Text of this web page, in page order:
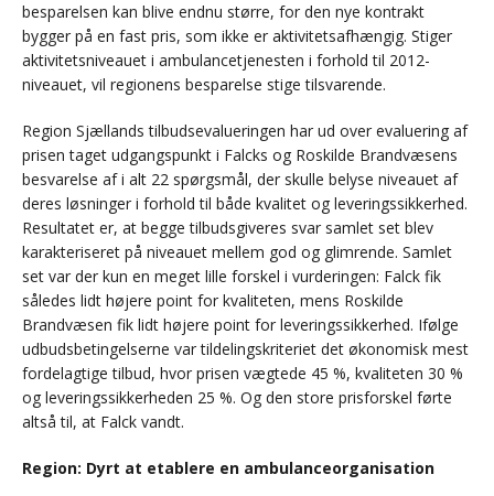
besparelsen kan blive endnu større, for den nye kontrakt
bygger på en fast pris, som ikke er aktivitetsafhængig. Stiger
aktivitetsniveauet i ambulancetjenesten i forhold til 2012-
niveauet, vil regionens besparelse stige tilsvarende.
Region Sjællands tilbudsevalueringen har ud over evaluering af
prisen taget udgangspunkt i Falcks og Roskilde Brandvæsens
besvarelse af i alt 22 spørgsmål, der skulle belyse niveauet af
deres løsninger i forhold til både kvalitet og leveringssikkerhed.
Resultatet er, at begge tilbudsgiveres svar samlet set blev
karakteriseret på niveauet mellem god og glimrende. Samlet
set var der kun en meget lille forskel i vurderingen: Falck fik
således lidt højere point for kvaliteten, mens Roskilde
Brandvæsen fik lidt højere point for leveringssikkerhed. Ifølge
udbudsbetingelserne var tildelingskriteriet det økonomisk mest
fordelagtige tilbud, hvor prisen vægtede 45 %, kvaliteten 30 %
og leveringssikkerheden 25 %. Og den store prisforskel førte
altså til, at Falck vandt.
Region: Dyrt at etablere en ambulanceorganisation